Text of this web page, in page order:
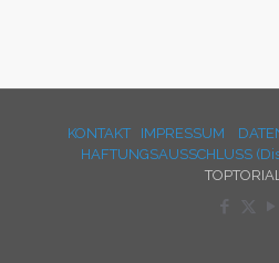
KONTAKT IMPRESSUM
HAFTUNGSAUSSCHLUSS